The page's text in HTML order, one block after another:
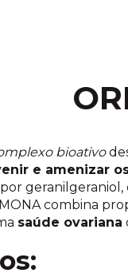
bioativo
e amenizar
combina
saúde ovariana